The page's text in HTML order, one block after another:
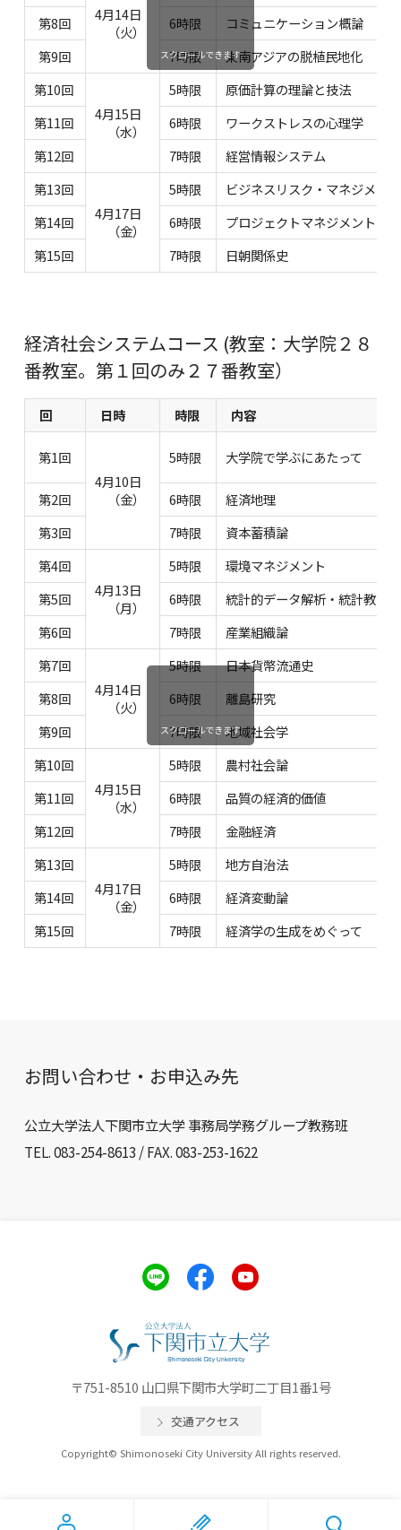
4月14日
（火）
第8回
6時限
コミュニケーション概論
第9回
7時限
東南アジアの脱植民地化
第10回
4月15日
（水）
5時限
原価計算の理論と技法
第11回
6時限
ワークストレスの心理学
第12回
7時限
経営情報システム
第13回
4月17日
（金）
5時限
ビジネスリスク・マネジメント
第14回
6時限
プロジェクトマネジメント
第15回
7時限 日朝関係史
スクロールできます
経済社会システムコース (教室：大学院２８
番教室。第１回のみ２７番教室）
回 日時 時限 内容
第1回
4月10日
（金）
5時限 大学院で学ぶにあたって
第2回 6時限
経済地理
第3回
7時限
資本蓄積論
第4回
4月13日
（月）
5時限
環境マネジメント
第5回
6時限
統計的データ解析・統計教育
第6回
7時限
産業組織論
第7回
4月14日
（火）
5時限
日本貨幣流通史
第8回
6時限
離島研究
第9回
7時限
地域社会学
第10回
4月15日
（水）
5時限
農村社会論
第11回
6時限
品質の経済的価値
第12回
7時限
金融経済
第13回
4月17日
（金）
5時限
地方自治法
第14回
6時限
経済変動論
第15回
7時限 経済学の生成をめぐって
スクロールできます
お問い合わせ・お申込み先
公立大学法人下関市立大学 事務局学務グループ教務班
TEL. 083-254-8613 / FAX. 083-253-1622
〒751-8510 山口県下関市大学町二丁目1番1号
交通アクセス
Copyright© Shimonoseki City University All rights reserved.